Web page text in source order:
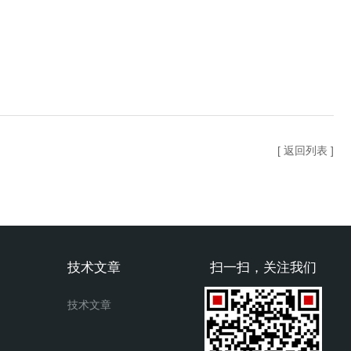
[ 返回列表 ]
扫一扫，关注我们
技术文章
技术文章